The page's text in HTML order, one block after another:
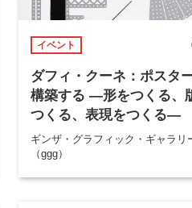
イベント
ダフィ・クーネ：ポスタ
構築する ―形をつくる、
つくる、表現をつくる―
ギンザ・グラフィック・ギャラリ
（ggg）